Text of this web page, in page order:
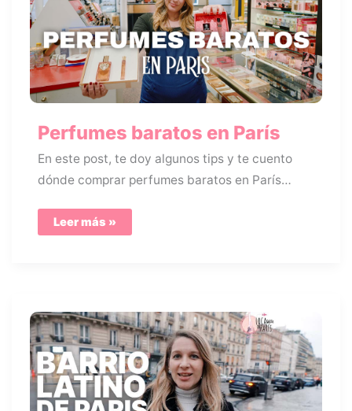
Perfumes baratos en París
En este post, te doy algunos tips y te cuento
dónde comprar perfumes baratos en París…
Perfumes
baratos
Leer más »